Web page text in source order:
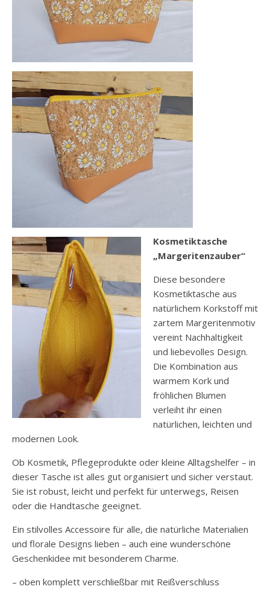
Kosmetiktasche
„Margeritenzauber“
Diese besondere
Kosmetiktasche aus
natürlichem Korkstoff mit
zartem Margeritenmotiv
vereint Nachhaltigkeit
und liebevolles Design.
Die Kombination aus
warmem Kork und
fröhlichen Blumen
verleiht ihr einen
natürlichen, leichten und
modernen Look.
Ob Kosmetik, Pflegeprodukte oder kleine Alltagshelfer – in
dieser Tasche ist alles gut organisiert und sicher verstaut.
Sie ist robust, leicht und perfekt für unterwegs, Reisen
oder die Handtasche geeignet.
Ein stilvolles Accessoire für alle, die natürliche Materialien
und florale Designs lieben – auch eine wunderschöne
Geschenkidee mit besonderem Charme.
– oben komplett verschließbar mit Reißverschluss